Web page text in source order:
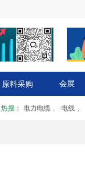
原料采购 会展
热搜 ： 电力电缆 电线